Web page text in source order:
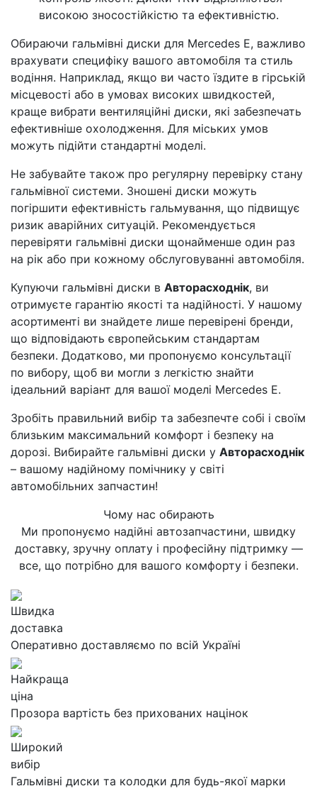
високою зносостійкістю та ефективністю.
Обираючи гальмівні диски для Mercedes E, важливо
врахувати специфіку вашого автомобіля та стиль
водіння. Наприклад, якщо ви часто їздите в гірській
місцевості або в умовах високих швидкостей,
краще вибрати вентиляційні диски, які забезпечать
ефективніше охолодження. Для міських умов
можуть підійти стандартні моделі.
Не забувайте також про регулярну перевірку стану
гальмівної системи. Зношені диски можуть
погіршити ефективність гальмування, що підвищує
ризик аварійних ситуацій. Рекомендується
перевіряти гальмівні диски щонайменше один раз
на рік або при кожному обслуговуванні автомобіля.
Купуючи гальмівні диски в Авторасходнік, ви
отримуєте гарантію якості та надійності. У нашому
асортименті ви знайдете лише перевірені бренди,
що відповідають європейським стандартам
безпеки. Додатково, ми пропонуємо консультації
по вибору, щоб ви могли з легкістю знайти
ідеальний варіант для вашої моделі Mercedes E.
Зробіть правильний вибір та забезпечте собі і своїм
близьким максимальний комфорт і безпеку на
дорозі. Вибирайте гальмівні диски у Авторасходнік
– вашому надійному помічнику у світі
автомобільних запчастин!
Чому нас обирають
Ми пропонуємо надійні автозапчастини, швидку
доставку, зручну оплату і професійну підтримку —
все, що потрібно для вашого комфорту і безпеки.
Швидка
доставка
Оперативно доставляємо по всій Україні
Найкраща
ціна
Прозора вартість без прихованих націнок
Широкий
вибір
Гальмівні диски та колодки для будь-якої марки